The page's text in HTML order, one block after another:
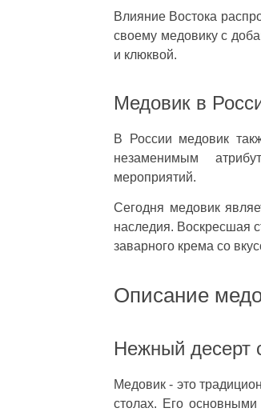
Влияние Востока
своему медовику с
и клюквой.
Медовик в
В России медовик
незаменимым
мероприятий.
Сегодня медовик
наследия. Воскресшая
заварного крема со
Описание
Нежный десерт
Медовик - это
столах. Его